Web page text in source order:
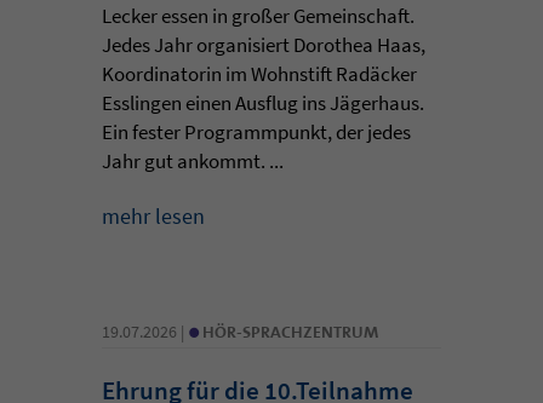
Lecker essen in großer Gemeinschaft.
Jedes Jahr organisiert Dorothea Haas,
Koordinatorin im Wohnstift Radäcker
Esslingen einen Ausflug ins Jägerhaus.
Ein fester Programmpunkt, der jedes
Jahr gut ankommt. ...
mehr lesen
19.07.2026 | • HÖR-SPRACHZENTRUM
Ehrung für die 10.Teilnahme